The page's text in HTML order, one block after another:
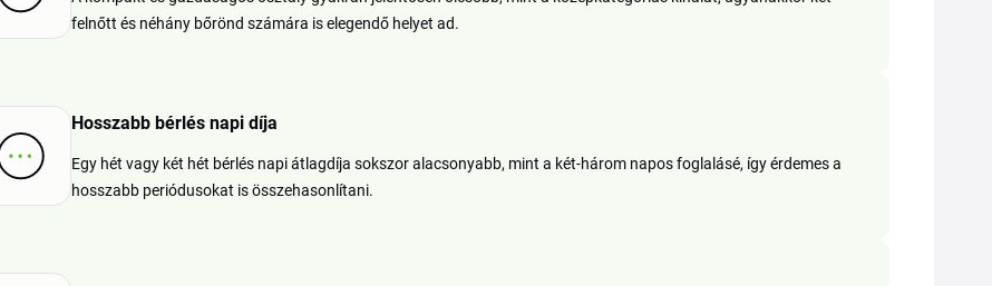
felnőtt és néhány bőrönd számára is elegendő helyet ad.
Hosszabb bérlés napi díja
Egy hét vagy két hét bérlés napi átlagdíja sokszor alacsonyabb, mint a két-három napos foglalásé, így érdemes a
hosszabb periódusokat is összehasonlítani.